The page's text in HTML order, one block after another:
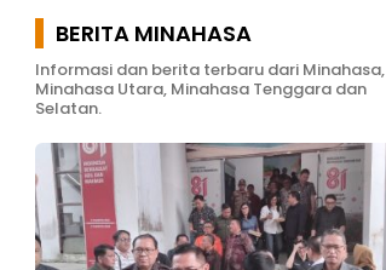
BERITA MINAHASA
Informasi dan berita terbaru dari Minahasa,
Minahasa Utara, Minahasa Tenggara dan
Selatan.